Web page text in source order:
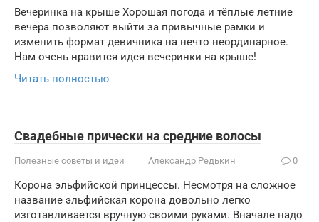
Вечеринка на крыше Хорошая погода и тёплые летние
вечера позволяют выйти за привычные рамки и
изменить формат девичника на нечто неординарное.
Нам очень нравится идея вечеринки на крыше!
Читать полностью
Свадебные прически на средние волосы
Полезные советы и идеи Александр Редькин 0
Корона эльфийской принцессы. Несмотря на сложное
название эльфийская корона довольно легко
изготавливается вручную своими руками. Вначале надо